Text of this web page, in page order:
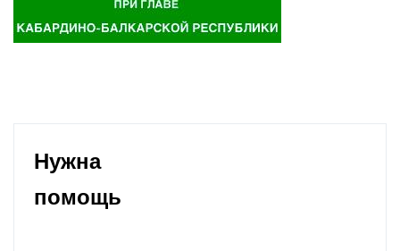
Нужна
помощь